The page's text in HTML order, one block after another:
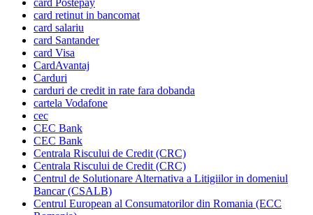
card retinut in bancomat
card salariu
card Santander
card Visa
CardAvantaj
Carduri
carduri de credit in rate fara dobanda
cartela Vodafone
cec
CEC Bank
CEC Bank
Centrala Riscului de Credit (CRC)
Centrala Riscului de Credit (CRC)
Centrul de Solutionare Alternativa a Litigiilor in domeniul
Bancar (CSALB)
Centrul European al Consumatorilor din Romania (ECC